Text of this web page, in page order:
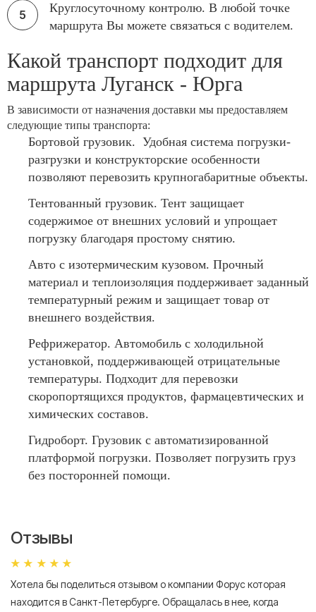
Круглосуточному контролю. В любой точке
маршрута Вы можете связаться с водителем.
Какой транспорт подходит для
маршрута Луганск - Юрга
В зависимости от назначения доставки мы предоставляем
следующие типы транспорта:
Бортовой грузовик. Удобная система погрузки-
разгрузки и конструкторские особенности
позволяют перевозить крупногабаритные объекты.
Тентованный грузовик. Тент защищает
содержимое от внешних условий и упрощает
погрузку благодаря простому снятию.
Авто с изотермическим кузовом. Прочный
материал и теплоизоляция поддерживает заданный
температурный режим и защищает товар от
внешнего воздействия.
Рефрижератор. Автомобиль с холодильной
установкой, поддерживающей отрицательные
температуры. Подходит для перевозки
скоропортящихся продуктов, фармацевтических и
химических составов.
Гидроборт. Грузовик с автоматизированной
платформой погрузки. Позволяет погрузить груз
без посторонней помощи.
Отзывы
Хотела бы поделиться отзывом о компании Форус которая
находится в Санкт-Петербурге. Обращалась в нее, когда